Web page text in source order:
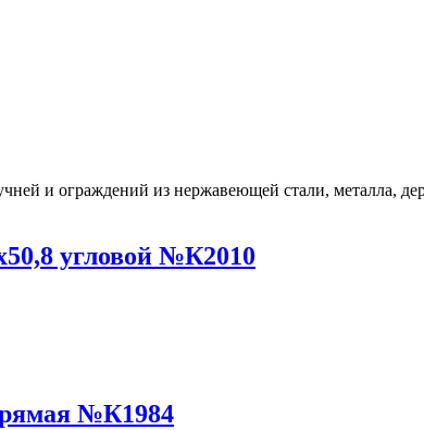
угловой №К2010
№К1984